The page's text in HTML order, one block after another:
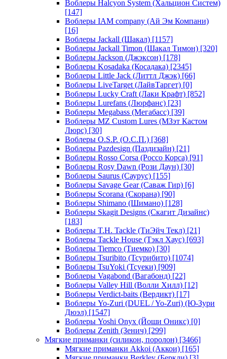
Воблеры Halcyon System (Хальцион Систем)
[147]
Воблеры IAM company (Ай Эм Компани)
[16]
Воблеры Jackall (Шакал) [1157]
Воблеры Jackall Timon (Шакал Тимон) [320]
Воблеры Jackson (Джэксон) [178]
Воблеры Kosadaka (Косадака) [2345]
Воблеры Little Jack (Литтл Джэк) [66]
Воблеры LiveTarget (ЛайвТаргет) [0]
Воблеры Lucky Craft (Лаки Крафт) [852]
Воблеры Lurefans (Люрфанс) [23]
Воблеры Megabass (Мегабасс) [39]
Воблеры MZ Custom Lures (МЗэт Кастом
Люрс) [30]
Воблеры O.S.P. (О.С.П.) [368]
Воблеры Pazdesign (Паздизайн) [21]
Воблеры Rosso Corsa (Россо Корса) [91]
Воблеры Rosy Dawn (Рози Даун) [30]
Воблеры Saurus (Саурус) [155]
Воблеры Savage Gear (Саваж Гир) [6]
Воблеры Scorana (Скорана) [90]
Воблеры Shimano (Шимано) [128]
Воблеры Skagit Designs (Скагит Дизайнс)
[183]
Воблеры T.H. Tackle (ТиЭйч Текл) [21]
Воблеры Tackle House (Тэкл Хаус) [693]
Воблеры Tiemco (Тиемко) [30]
Воблеры Tsuribito (Тсурибито) [1074]
Воблеры TsuYoki (Тсуеки) [909]
Воблеры Vagabond (Вагабонд) [22]
Воблеры Valley Hill (Волли Хилл) [12]
Воблеры Verdict-baits (Вердикт) [17]
Воблеры Yo-Zuri (DUEL / Yo-Zuri) (Ю-Зури
Дюэл) [1547]
Воблеры Yoshi Onyx (Йоши Оникс) [0]
Воблеры Zenith (Зенич) [299]
Мягкие приманки (силикон, поролон) [3466]
Мягкие приманки Akkoi (Аккои) [165]